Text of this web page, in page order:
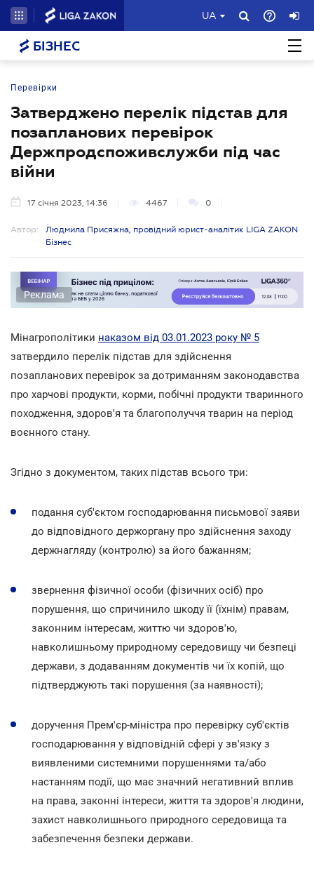
UA
БІЗНЕС
Перевірки
Затверджено перелік підстав для
позапланових перевірок
Держпродспоживслужби під час
війни
17 січня 2023, 14:36 4467 0
Автор:
Людмила Присяжна, провідний юрист-аналітик LIGA ZAKON
Бізнес
Реклама
Мінагрополітики наказом від 03.01.2023 року № 5
затвердило перелік підстав для здійснення
позапланових перевірок за дотриманням законодавства
про харчові продукти, корми, побічні продукти тваринного
походження, здоров'я та благополуччя тварин на період
воєнного стану.
Згідно з документом, таких підстав всього три:
подання суб'єктом господарювання письмової заяви
до відповідного держоргану про здійснення заходу
держнагляду (контролю) за його бажанням;
звернення фізичної особи (фізичних осіб) про
порушення, що спричинило шкоду її (їхнім) правам,
законним інтересам, життю чи здоров'ю,
навколишньому природному середовищу чи безпеці
держави, з додаванням документів чи їх копій, що
підтверджують такі порушення (за наявності);
доручення Прем'єр-міністра про перевірку суб'єктів
господарювання у відповідній сфері у зв'язку з
виявленими системними порушеннями та/або
настанням події, що має значний негативний вплив
на права, законні інтереси, життя та здоров'я людини,
захист навколишнього природного середовища та
забезпечення безпеки держави.